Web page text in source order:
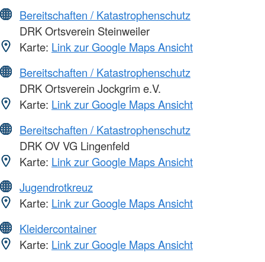
Bereitschaften / Katastrophenschutz
DRK Ortsverein Steinweiler
Karte: Link zur Google Maps Ansicht
Bereitschaften / Katastrophenschutz
DRK Ortsverein Jockgrim e.V.
Karte: Link zur Google Maps Ansicht
Bereitschaften / Katastrophenschutz
DRK OV VG Lingenfeld
Karte: Link zur Google Maps Ansicht
Jugendrotkreuz
Karte: Link zur Google Maps Ansicht
Kleidercontainer
Karte: Link zur Google Maps Ansicht